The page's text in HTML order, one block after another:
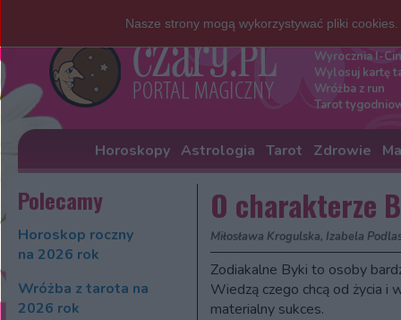
Darmowe
Wyrocznia I-
Wylosuj kartę
Wróżba z run
Tarot
Horoskopy Astrologia Tarot Zdrowie
Polecamy
Horoskop roczny
na 2026 rok
Wróżba z tarota na
2026 rok
O charakterze
Miłosława Krogulska, Izabela
Zodiakalne Byki to osoby
Wiedzą czego chcą od życia i
materialny sukces.
Nasze strony mogą wykorzystywać pliki cookies.